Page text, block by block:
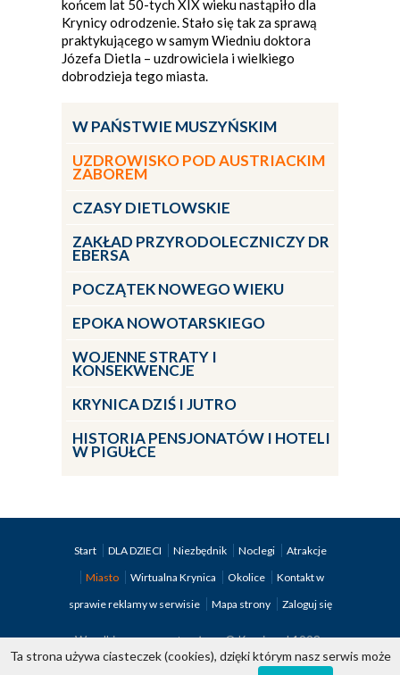
W PAŃSTWIE MUSZYŃSKIM
UZDROWISKO POD AUSTRIACKIM
ZABOREM
CZASY DIETLOWSKIE
ZAKŁAD PRZYRODOLECZNICZY DR
EBERSA
POCZĄTEK NOWEGO WIEKU
EPOKA NOWOTARSKIEGO
WOJENNE STRATY I
KONSEKWENCJE
KRYNICA DZIŚ I JUTRO
HISTORIA PENSJONATÓW I HOTELI
W PIGUŁCE
końcem lat 50-tych XIX wieku nastąpiło dla
Krynicy odrodzenie. Stało się tak za sprawą
praktykującego w samym Wiedniu doktora
Józefa Dietla – uzdrowiciela i wielkiego
dobrodzieja tego miasta.
Start DLA DZIECI Niezbędnik Noclegi
Atrakcje
Miasto
Wirtualna Krynica Okolice
Kontakt w
sprawie reklamy w serwisie
Mapa strony Zaloguj się
Wszelkie prawa zastrzeżone © Krynica.pl 1998-
2026
Ta strona używa ciasteczek (cookies), dzięki którym nasz serwis może